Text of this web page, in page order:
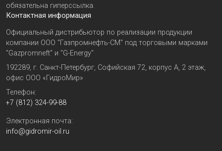
обязательна гиперссылка.
Контактная информация
Официальный дистрибьютор по реализации продукции
компании ООО "Газпромнефть-СМ" под торговыми марками
"Gazpromneft" и "G-Energy"
192289, г. Санкт-Петербург, Софийская 72, корпус А, 2 этаж,
офис ООО «ГидроМир»
Телефон:
+7 (812) 324-99-88
Электронная почта:
info@gidromir-oil.ru